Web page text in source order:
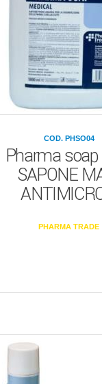
COD. PHSO04
Pharma
SAPONE
PHARMA TRADE